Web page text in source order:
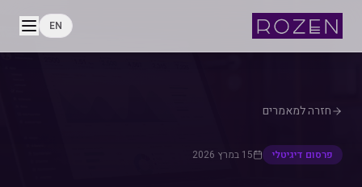
EN
חזרה למאמרים
פרסום דיגיטלי 15 במרץ 2026